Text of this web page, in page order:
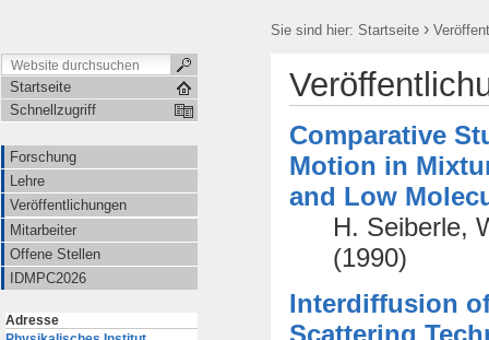
Sie sind hier: Startseite ›
Startseite
Schnellzugriff
Forschung
Lehre
Veröffentlichungen
Mitarbeiter
Offene Stellen
IDMPC2026
Adresse
Comparative
Motion in
and Low
H. Seiberle,
(1990)
Interdiffusion
Scattering